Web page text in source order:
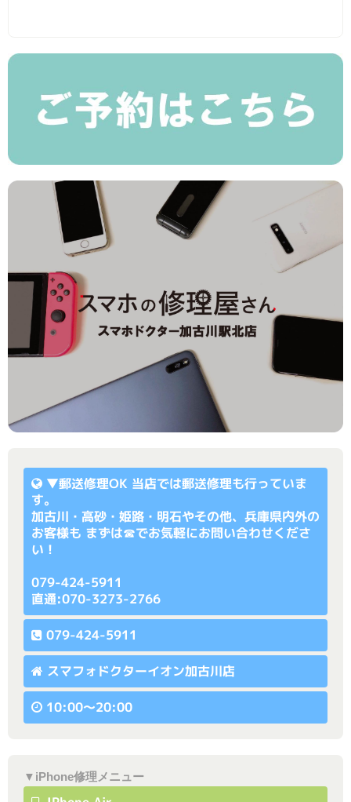
▼郵送修理OK 当店では郵送修理も行っていま
す。
加古川・高砂・姫路・明石やその他、兵庫県内外の
お客様も まずは☎でお気軽にお問い合わせくださ
い！
079-424-5911
直通:070-3273-2766
079-424-5911
スマフォドクターイオン加古川店
10:00〜20:00
▼iPhone修理メニュー